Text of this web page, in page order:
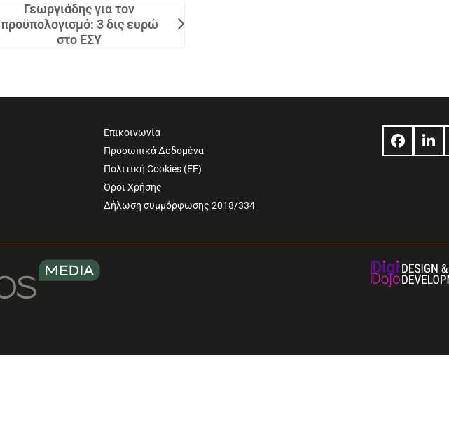
Γεωργιάδης για τον
προϋπολογισμό: 3 δις ευρώ
στο ΕΣΥ
Επικοινωνία
Προσωπικά Δεδομένα
Πολιτική Cookies (ΕΕ)
Όροι Χρήσης
Δήλωση συμμόρφωσης 2018/334